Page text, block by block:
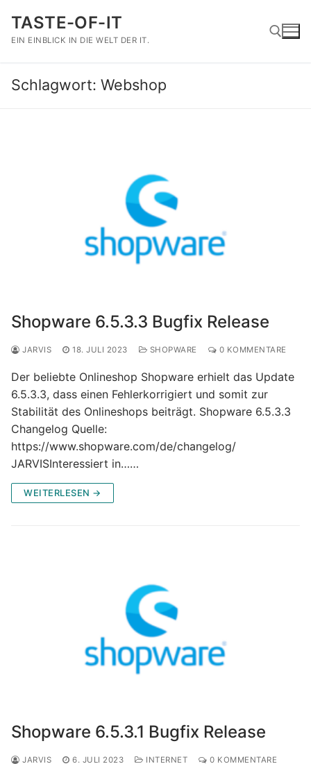
Inhalt
springen
TASTE-OF-IT
EIN EINBLICK IN DIE WELT DER IT.
Suchen nach:
Schlagwort: Webshop
Shopware 6.5.3.3 Bugfix Release
JARVIS 18. JULI 2023 SHOPWARE 0 KOMMENTARE
Der beliebte Onlineshop Shopware erhielt das Update
6.5.3.3, dass einen Fehlerkorrigiert und somit zur
Stabilität des Onlineshops beiträgt. Shopware 6.5.3.3
Changelog Quelle:
https://www.shopware.com/de/changelog/
JARVISInteressiert in……
WEITERLESEN →
Shopware 6.5.3.1 Bugfix Release
JARVIS 6. JULI 2023 INTERNET 0 KOMMENTARE